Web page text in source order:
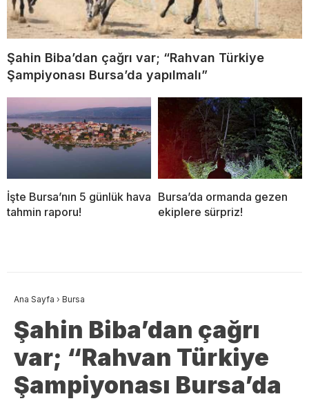
Şahin Biba’dan çağrı var; “Rahvan Türkiye
Şampiyonası Bursa’da yapılmalı”
İşte Bursa’nın 5 günlük hava
tahmin raporu!
Bursa’da ormanda gezen
ekiplere sürpriz!
Ana Sayfa › Bursa
Şahin Biba’dan çağrı
var; “Rahvan Türkiye
Şampiyonası Bursa’da